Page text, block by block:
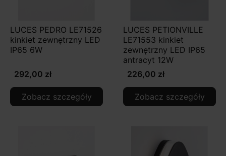
LUCES PEDRO LE71526
kinkiet zewnętrzny LED
IP65 6W
292,00 zł
Zobacz szczegóły
LUCES PETIONVILLE
LE71553 kinkiet
zewnętrzny LED IP65
antracyt 12W
226,00 zł
Zobacz szczegóły